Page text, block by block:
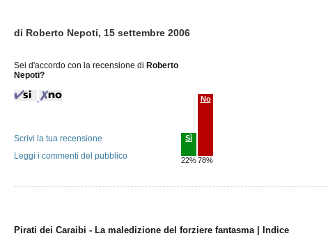
di Roberto Nepoti, 15 settembre 2006
Sei d'accordo con la recensione di Roberto
Nepoti?
Sì
22%
No
78%
Scrivi la tua recensione
Leggi i commenti del pubblico
Pirati dei Caraibi - La maledizione del forziere fantasma | Indice